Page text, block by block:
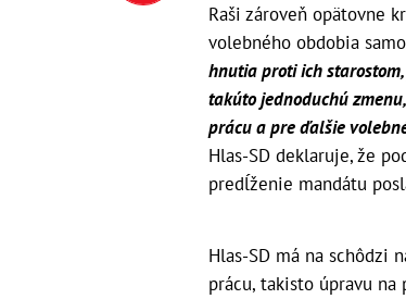
Raši zároveň opätovne
volebného obdobia
hnutia proti ich
takúto jednoduchú
prácu a pre ďalšie
Hlas-SD deklaruje, že
predĺženie mandátu
Hlas-SD má na schôdzi
prácu, takisto úpravu